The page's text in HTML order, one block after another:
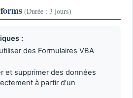
(Durée : 3 jours)
:
des Formulaires VBA
et supprimer des données
à partir d'un